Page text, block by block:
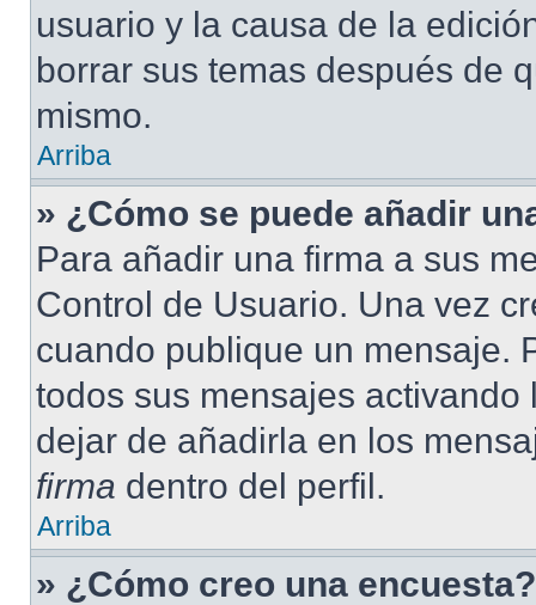
usuario y la causa de la
borrar sus temas después de
mismo.
Arriba
» ¿Cómo se puede añadir
Para añadir una firma a sus
Control de Usuario. Una vez
cuando publique un mensaje.
todos sus mensajes
dejar de añadirla en los
firma dentro del perfil.
Arriba
» ¿Cómo creo una encuesta?